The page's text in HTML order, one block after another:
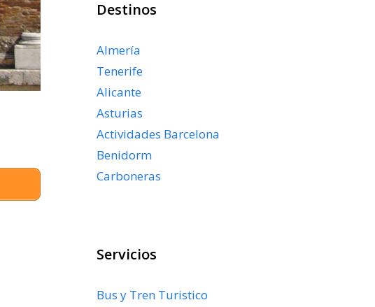
Destinos
Almería
Tenerife
Alicante
Asturias
Actividades Barcelona
Benidorm
Carboneras
Servicios
Bus y Tren Turistico